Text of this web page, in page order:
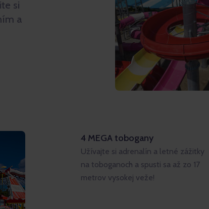
si
a
4 MEGA tobogany
Užívajte si adrenalín a letné zážitky
na toboganoch a spusti sa až zo 17
metrov vysokej veže!